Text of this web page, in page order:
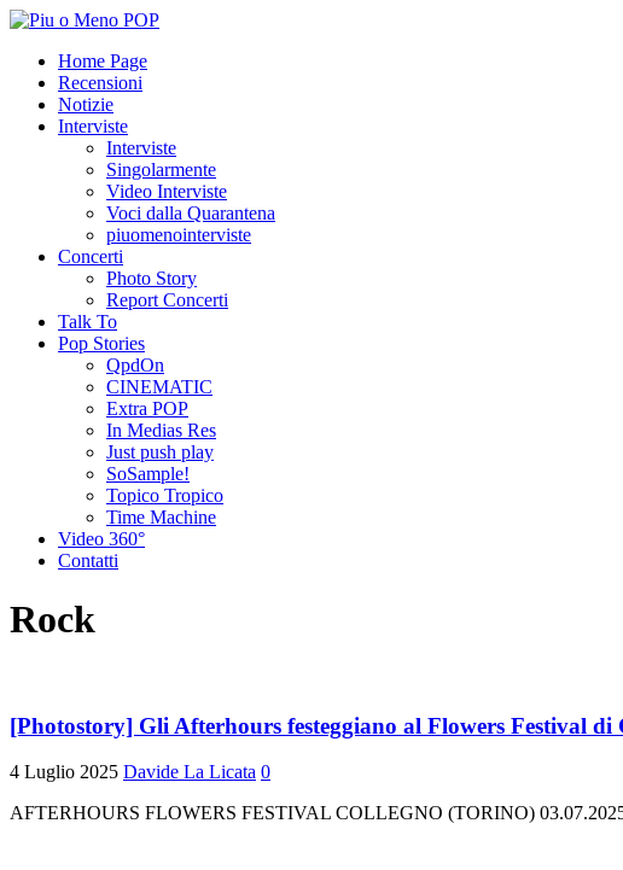
Home Page
Recensioni
Notizie
Interviste
Interviste
Singolarmente
Video Interviste
Voci dalla Quarantena
piuomenointerviste
Concerti
Photo Story
Report Concerti
Talk To
Pop Stories
QpdOn
CINEMATIC
Extra POP
In Medias Res
Just push play
SoSample!
Topico Tropico
Time Machine
Video 360°
Contatti
Rock
[Photostory] Gli Afterhours festeggiano al Flowers Festival
4 Luglio 2025 Davide La Licata 0
AFTERHOURS FLOWERS FESTIVAL COLLEGNO (TORINO) 03.07.2025